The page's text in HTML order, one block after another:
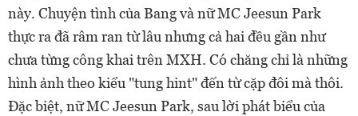
này. Chuyện tình của Bang và nữ MC Jeesun Park
thực ra đã râm ran từ lâu nhưng cả hai đều gần như
chưa từng công khai trên MXH. Có chăng chỉ là những
hình ảnh theo kiểu "tung hint" đến từ cặp đôi mà thôi.
Đặc biệt, nữ MC Jeesun Park, sau lời phát biểu của